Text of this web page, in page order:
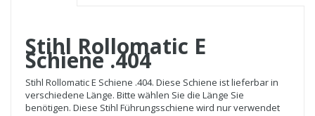
Stihl Rollomatic E
Schiene .404
Stihl Rollomatic E Schiene .404. Diese Schiene ist lieferbar in
verschiedene Länge. Bitte wählen Sie die Länge Sie
benötigen. Diese Stihl Führungsschiene wird nur verwendet